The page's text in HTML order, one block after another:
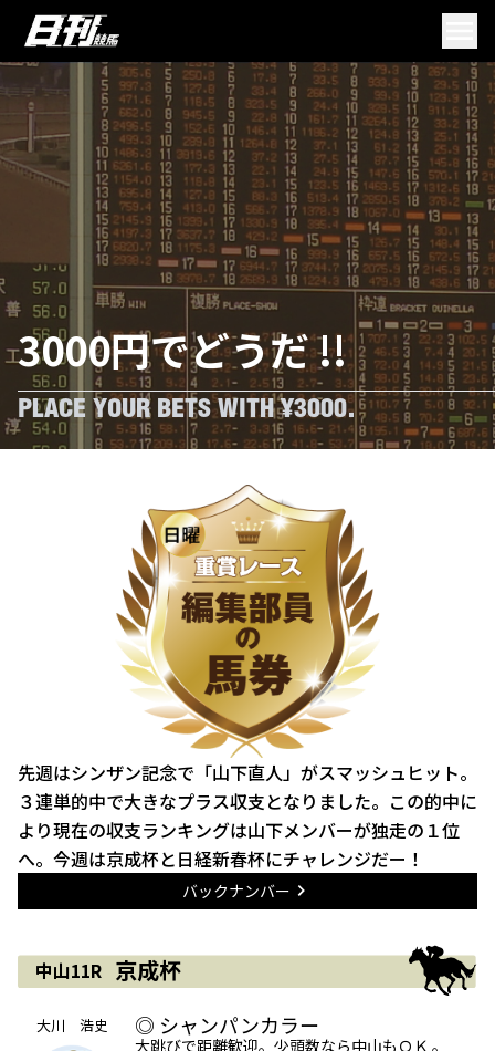
3000円でどうだ !!
PLACE YOUR BETS WITH ¥3000.
先週はシンザン記念で「山下直人」がスマッシュヒット。
３連単的中で大きなプラス収支となりました。この的中に
より現在の収支ランキングは山下メンバーが独走の１位
へ。今週は京成杯と日経新春杯にチャレンジだー！
バックナンバー
中山11R 京成杯
大川 浩史 ◎ シャンパンカラー
大跳びで距離歓迎。少頭数なら中山もＯＫ 。